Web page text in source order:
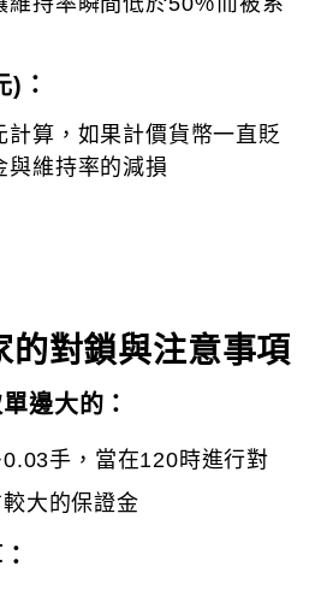
)：
計算，如果計價貨幣一直貶
與維持率的減損
的對鎖與注意事項
邊大的：
手，當在120時進行對
大的保證金